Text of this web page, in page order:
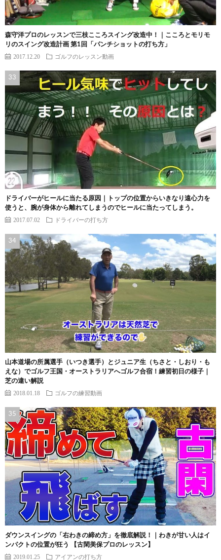
森守洋プロのレッスンで三枝こころスイング改造中！｜こころとモリモ
リのスイング改造計画 第1回「パンチショットの打ち方」
2017.12.20 ゴルフのレッスン動画
ドライバーがヒールに当たる原因｜トップの位置からいきなり遠心力を
使うと、腕が身体から離れてしまうのでヒールに当たってしまう。
2017.07.02 ドライバーの打ち方
山本道場の所属選手（いつき選手）とジュニア生（ちさと・しおり・も
えな）でゴルフ王国・オーストラリアへゴルフ合宿！練習初日の様子｜
芝の違い解説
2018.01.18 ゴルフの練習動画
ダウンスイングの「右わきの締め方」を徹底解説！｜わきが甘い人はイ
ンパクトの位置が狂う 【古閑美保プロのレッスン】
2019.01.25 アイアンの打ち方